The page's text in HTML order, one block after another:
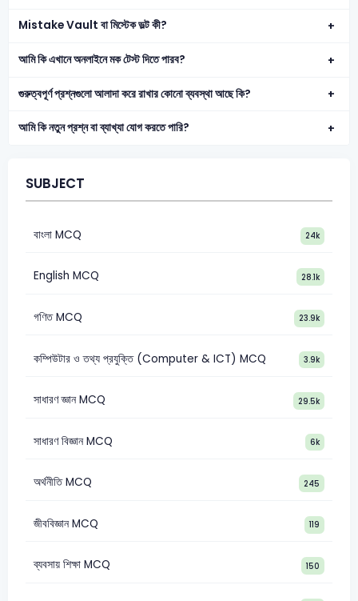
Mistake Vault বা মিস্টেক ভল্ট কী?
আমি কি এখানে অনলাইনে মক টেস্ট দিতে পারব?
গুরুত্বপূর্ণ প্রশ্নগুলো আলাদা করে রাখার কোনো ব্যবস্থা আছে কি?
আমি কি নতুন প্রশ্ন বা ব্যাখ্যা যোগ করতে পারি?
SUBJECT
বাংলা MCQ 24k
English MCQ 28.1k
গণিত MCQ 23.9k
কম্পিউটার ও তথ্য প্রযুক্তি (Computer & ICT) MCQ 3.9k
সাধারণ জ্ঞান MCQ 29.5k
সাধারণ বিজ্ঞান MCQ 6k
অর্থনীতি MCQ 245
জীববিজ্ঞান MCQ 119
ব্যবসায় শিক্ষা MCQ 150